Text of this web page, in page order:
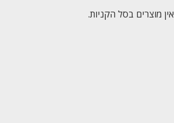
אין מוצרים בסל הקניות.